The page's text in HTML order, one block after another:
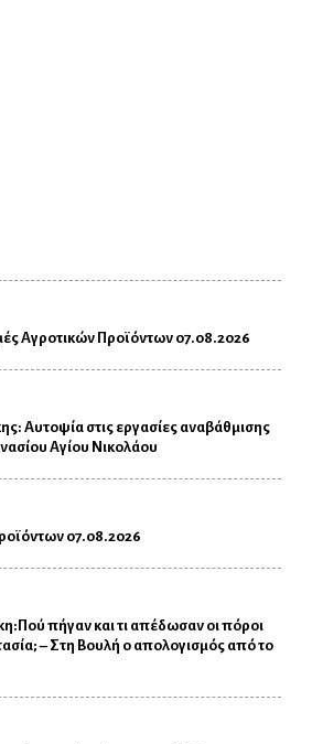
Αγροτικών Προϊόντων 07.08.2026
Αυτοψία στις εργασίες αναβάθμισης
Αγίου Νικολάου
07.08.2026
πήγαν και τι απέδωσαν οι πόροι
– Στη Βουλή ο απολογισμός από το